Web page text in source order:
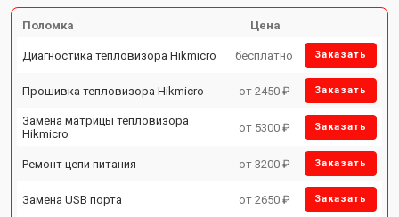
Поломка Цена
Диагностика тепловизора Hikmicro бесплатно Заказать
Прошивка тепловизора Hikmicro от 2450 ₽ Заказать
Замена матрицы тепловизора
Hikmicro
от 5300 ₽ Заказать
Ремонт цепи питания от 3200 ₽ Заказать
Замена USB порта от 2650 ₽ Заказать